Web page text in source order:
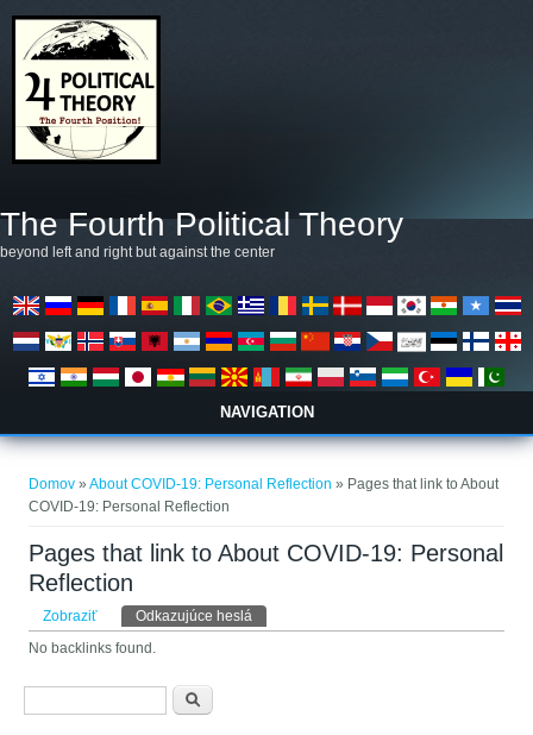
The Fourth Political Theory
beyond left and right but against the center
NAVIGATION
Domov »About COVID-19: Personal Reflection » Pages that link to About
COVID-19: Personal Reflection
Pages that link to About COVID-19: Personal
Reflection
Primárne karty
Zobraziť Odkazujúce heslá
No backlinks found.
Vyhľadávanie